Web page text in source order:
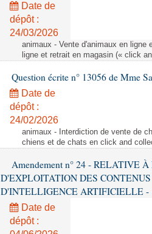
Date de
dépôt :
24/03/2026
animaux - Vente d'animaux en ligne
ligne et retrait en magasin (« click
Question écrite n° 13056 de Mme
Date de
dépôt :
24/02/2026
animaux - Interdiction de vente de
chiens et de chats en click and
Amendement n° 24 - RELATIVE
D'EXPLOITATION DES
D'INTELLIGENCE ARTIFICIELLE -
Date de
dépôt :